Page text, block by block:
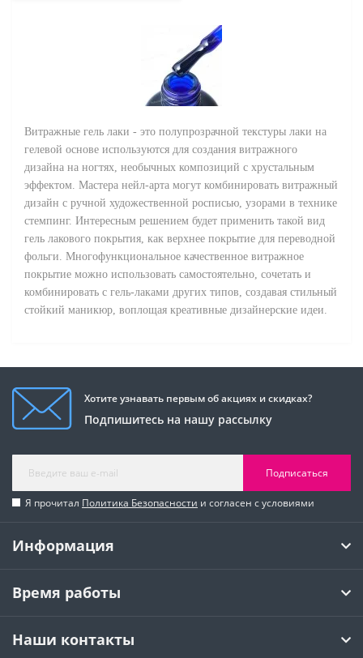
Витражные гель лаки - это полупрозрачной текстуры лаки на
гелевой основе используются для создания витражного
дизайна на ногтях, необычных композиций с хрустальным
эффектом. Мастера нейл-арта могут комбинировать витражный
дизайн с ручной художественной росписью, узорами в технике
стемпинг. Интересным решением будет применить такой вид
гель лакового покрытия, как верхнее покрытие для переводной
фольги. Многофункциональное качественное витражное
покрытие можно использовать самостоятельно, сочетать и
комбинировать с гель-лаками других типов, создавая стильный
стойкий маникюр, воплощая креативные дизайнерские идеи.
Хотите узнавать первым об акциях и скидках?
Подпишитесь на нашу рассылку
Подписаться
Я прочитал Политика Безопасности и согласен с условиями
Информация
Время работы
Наши контакты